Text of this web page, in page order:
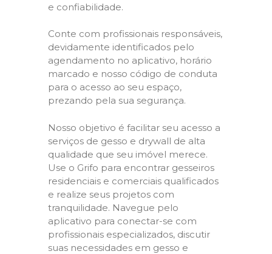
e confiabilidade.
Conte com profissionais responsáveis,
devidamente identificados pelo
agendamento no aplicativo, horário
marcado e nosso código de conduta
para o acesso ao seu espaço,
prezando pela sua segurança.
Nosso objetivo é facilitar seu acesso a
serviços de gesso e drywall de alta
qualidade que seu imóvel merece.
Use o Grifo para encontrar gesseiros
residenciais e comerciais qualificados
e realize seus projetos com
tranquilidade. Navegue pelo
aplicativo para conectar-se com
profissionais especializados, discutir
suas necessidades em gesso e